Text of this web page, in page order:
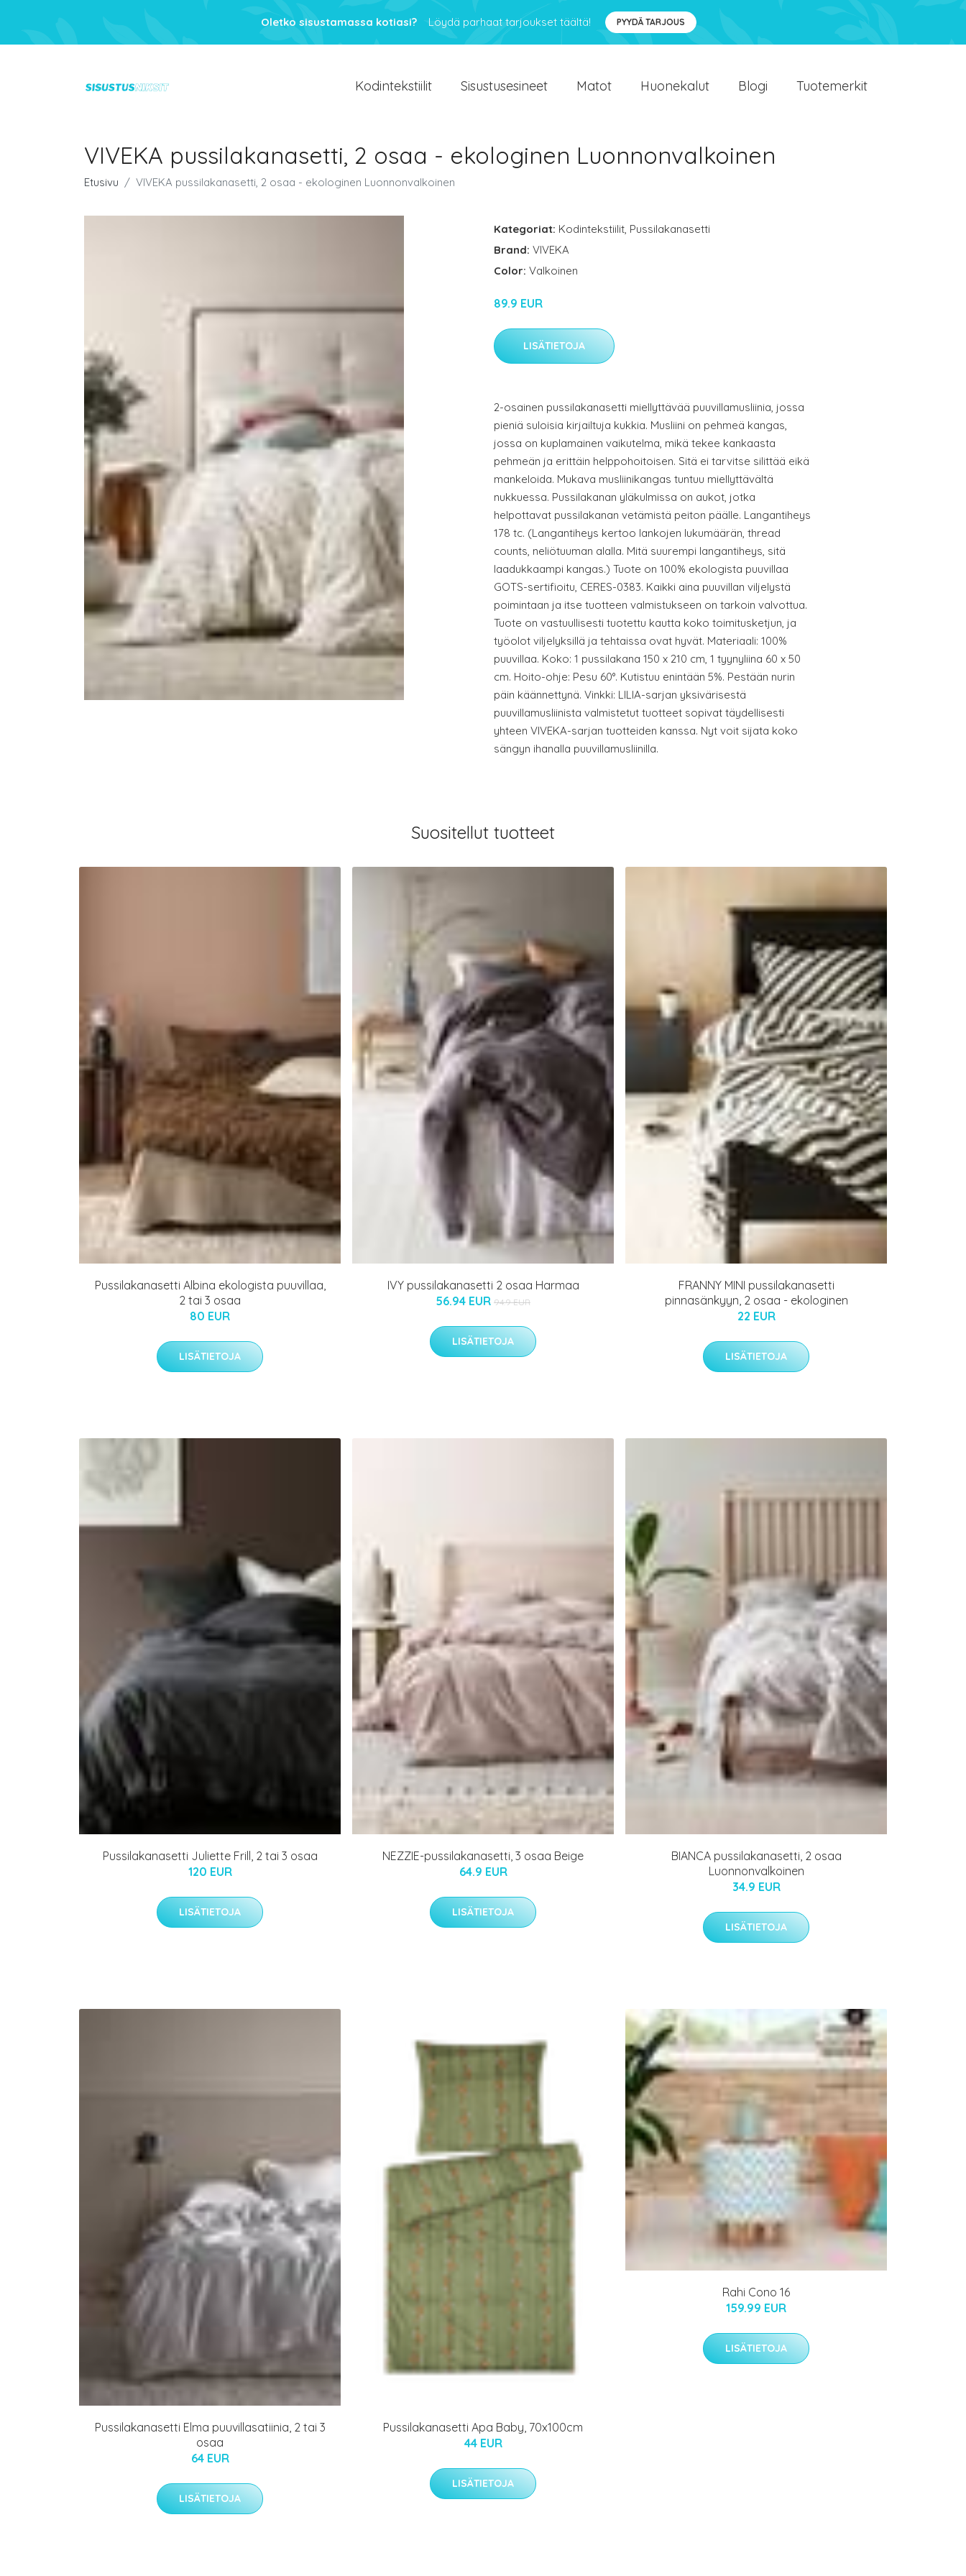
Oletko sisustamassa kotiasi? Löydä parhaat tarjoukset täältä! PYYDÄ TARJOUS
Kodintekstiilit Sisustusesineet Matot Huonekalut Blogi Tuotemerkit
VIVEKA pussilakanasetti, 2 osaa - ekologinen Luonnonvalkoinen
Etusivu VIVEKA pussilakanasetti, 2 osaa - ekologinen Luonnonvalkoinen
Kategoriat: Kodintekstiilit, Pussilakanasetti
Brand: VIVEKA
Color: Valkoinen
89.9 EUR
LISÄTIETOJA
2-osainen pussilakanasetti miellyttävää puuvillamusliinia, jossa
pieniä suloisia kirjailtuja kukkia. Musliini on pehmeä kangas,
jossa on kuplamainen vaikutelma, mikä tekee kankaasta
pehmeän ja erittäin helppohoitoisen. Sitä ei tarvitse silittää eikä
mankeloida. Mukava musliinikangas tuntuu miellyttävältä
nukkuessa. Pussilakanan yläkulmissa on aukot, jotka
helpottavat pussilakanan vetämistä peiton päälle. Langantiheys
178 tc. (Langantiheys kertoo lankojen lukumäärän, thread
counts, neliötuuman alalla. Mitä suurempi langantiheys, sitä
laadukkaampi kangas.) Tuote on 100% ekologista puuvillaa
GOTS-sertifioitu, CERES-0383. Kaikki aina puuvillan viljelystä
poimintaan ja itse tuotteen valmistukseen on tarkoin valvottua.
Tuote on vastuullisesti tuotettu kautta koko toimitusketjun, ja
työolot viljelyksillä ja tehtaissa ovat hyvät. Materiaali: 100%
puuvillaa. Koko: 1 pussilakana 150 x 210 cm, 1 tyynyliina 60 x 50
cm. Hoito-ohje: Pesu 60°. Kutistuu enintään 5%. Pestään nurin
päin käännettynä. Vinkki: LILIA-sarjan yksivärisestä
puuvillamusliinista valmistetut tuotteet sopivat täydellisesti
yhteen VIVEKA-sarjan tuotteiden kanssa. Nyt voit sijata koko
sängyn ihanalla puuvillamusliinilla.
Suositellut tuotteet
Pussilakanasetti Albina ekologista puuvillaa,
2 tai 3 osaa
80 EUR
LISÄTIETOJA
IVY pussilakanasetti 2 osaa Harmaa
56.94 EUR 94.9 EUR
LISÄTIETOJA
FRANNY MINI pussilakanasetti
pinnasänkyyn, 2 osaa - ekologinen
22 EUR
LISÄTIETOJA
Pussilakanasetti Juliette Frill, 2 tai 3 osaa
120 EUR
LISÄTIETOJA
NEZZIE-pussilakanasetti, 3 osaa Beige
64.9 EUR
LISÄTIETOJA
BIANCA pussilakanasetti, 2 osaa
Luonnonvalkoinen
34.9 EUR
LISÄTIETOJA
Pussilakanasetti Elma puuvillasatiinia, 2 tai 3
osaa
64 EUR
LISÄTIETOJA
Pussilakanasetti Apa Baby, 70x100cm
44 EUR
LISÄTIETOJA
Rahi Cono 16
159.99 EUR
LISÄTIETOJA